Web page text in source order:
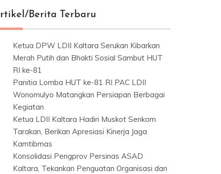
Berita Terbaru
Ketua DPW LDII Kaltara Serukan Kibarkan
Merah Putih dan Bhakti Sosial Sambut HUT
RI ke-81
Panitia Lomba HUT ke-81 RI PAC LDII
Wonomulyo Matangkan Persiapan Berbagai
Kegiatan
Ketua LDII Kaltara Hadiri Muskot Senkom
Tarakan, Berikan Apresiasi Kinerja Jaga
Kamtibmas
Konsolidasi Pengprov Persinas ASAD
Kaltara, Tekankan Penguatan Organisasi dan